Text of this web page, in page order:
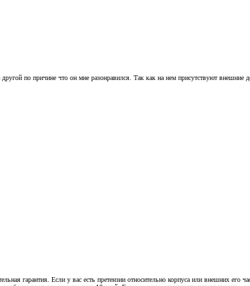
по причине что он мне разонравился. Так как на нем присутствуют
гарантия. Если у вас есть претензии относительно корпуса или внешних